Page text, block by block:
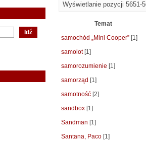
Wyświetlanie pozycji 5651-
Temat
samochód „Mini Cooper” [1]
samolot[1]
samorozumienie [1]
samorząd [1]
samotność [2]
sandbox [1]
Sandman [1]
Santana, Paco [1]